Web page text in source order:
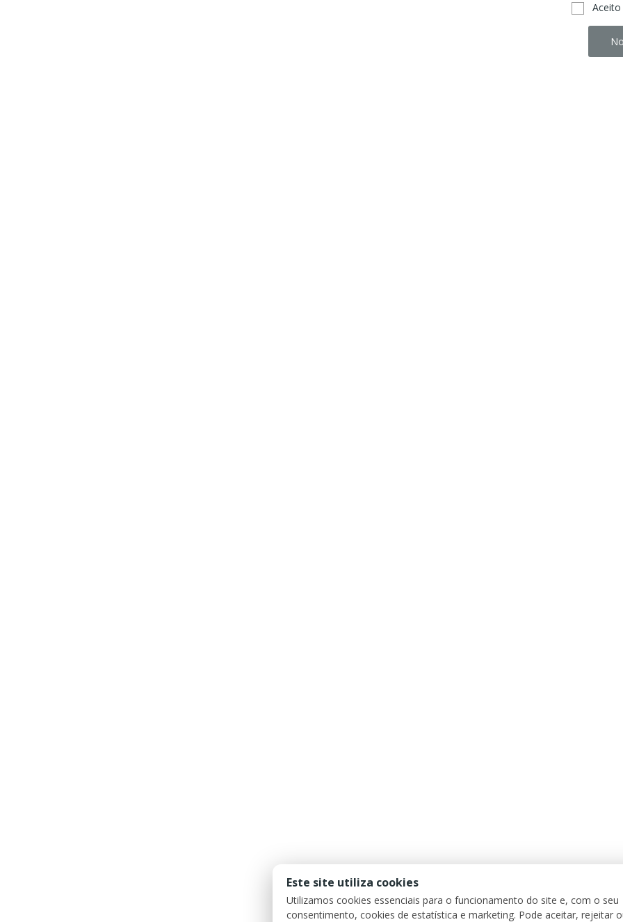
Este site utiliza cookies
Utilizamos cookies essenciais para o funcionamento do site e, com o seu
consentimento, cookies de estatística e marketing. Pode aceitar, rejeitar